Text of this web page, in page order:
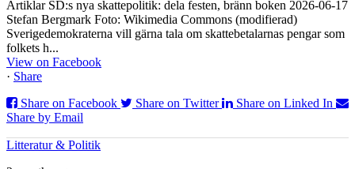
Artiklar SD:s nya skattepolitik: dela festen, bränn boken 2026-06-17
Stefan Bergmark Foto: Wikimedia Commons (modifierad)
Sverigedemokraterna vill gärna tala om skattebetalarnas pengar som
folkets h...
View on Facebook
· Share
Share on Facebook
Share on Twitter
Share on Linked In
Share by Email
Litteratur & Politik